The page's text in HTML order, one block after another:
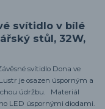
svítidlo v bílé
stůl, 32W,
svítidlo Dona ve
je osazen úsporným a
údržbu. Materiál
LED úspornými diodami.